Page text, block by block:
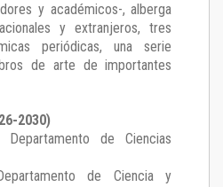
y académicos-, alberga
y extranjeros, tres
periódicas, una serie
de arte de importantes
2030)
Departamento de Ciencias
de Ciencia y